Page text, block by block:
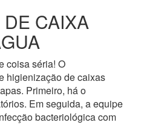
CAIXA
coisa séria! O
higienização de caixas
Primeiro, há o
Em seguida, a equipe
bacteriológica com